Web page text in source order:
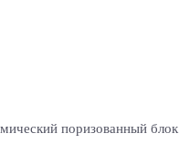
поризованный блок